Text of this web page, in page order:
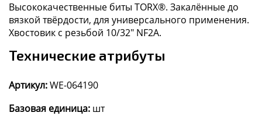
Высококачественные биты TORX®. Закалённые до
вязкой твёрдости, для универсального применения.
Хвостовик с резьбой 10/32" NF2A.
Технические атрибуты
Артикул:WE-064190
Базовая единица: шт